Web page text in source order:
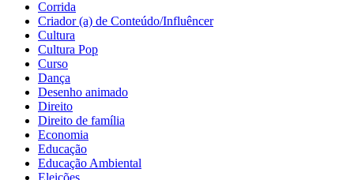
Corrida
Criador (a) de Conteúdo/Influêncer
Cultura
Cultura Pop
Curso
Dança
Desenho animado
Direito
Direito de família
Economia
Educação
Educação Ambiental
Eleições